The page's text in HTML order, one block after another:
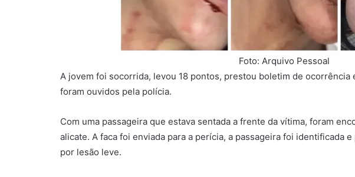
Foto: Arquivo Pessoal
A jovem foi socorrida, levou 18 pontos, prestou boletim de ocorrência
foram ouvidos pela polícia.
Com uma passageira que estava sentada a frente da vítima, foram
alicate. A faca foi enviada para a perícia, a passageira foi identificada
por lesão leve.